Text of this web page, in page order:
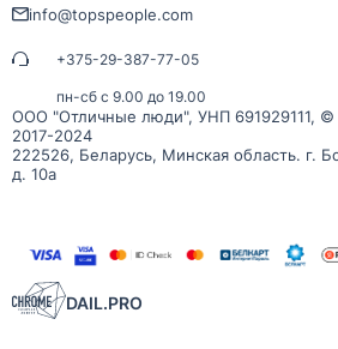
ООО "Отличные люди", УНП 691929111,
2017-2024
222526, Беларусь, Минская область. г.
д. 10а
info@topspeople.com
+375-29-387-77-05
пн-сб с 9.00 до 19.00
DAIL.PRO